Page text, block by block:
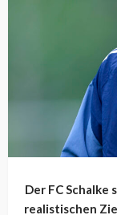
Der FC
realistischen